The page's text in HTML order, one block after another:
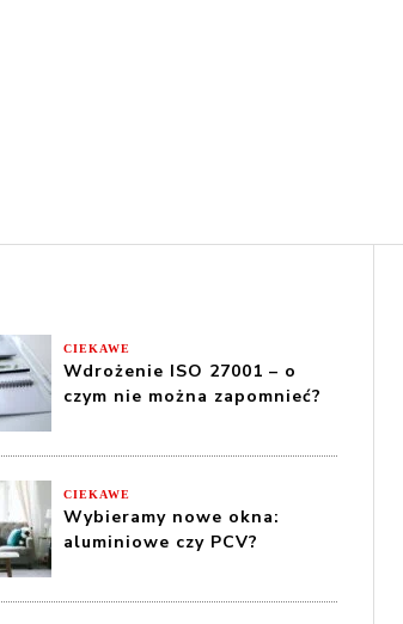
CIEKAWE
Wdrożenie ISO 27001 – o
czym nie można zapomnieć?
CIEKAWE
Wybieramy nowe okna:
aluminiowe czy PCV?